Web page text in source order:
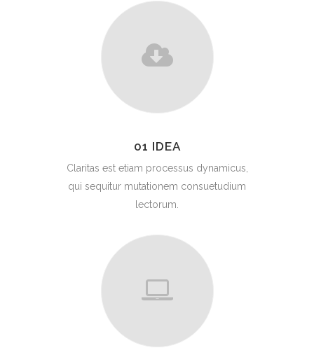
01 IDEA
Claritas est etiam processus dynamicus,
qui sequitur mutationem consuetudium
lectorum.